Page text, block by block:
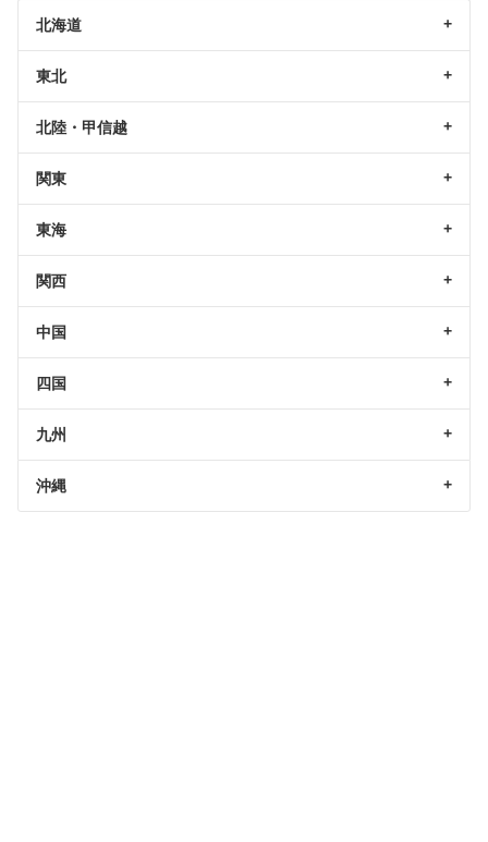
北海道
東北
北陸・甲信越
関東
東海
関西
中国
四国
九州
沖縄